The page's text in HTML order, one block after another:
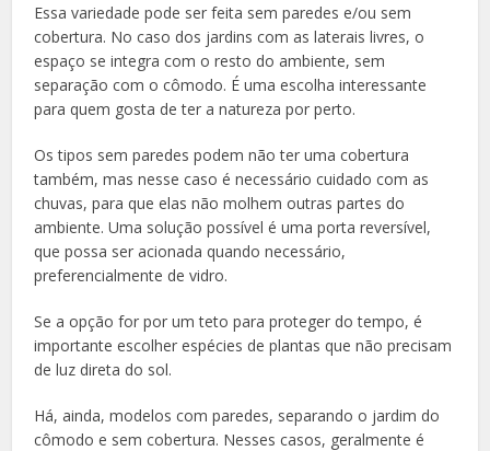
Essa variedade pode ser feita sem paredes e/ou sem
cobertura. No caso dos jardins com as laterais livres, o
espaço se integra com o resto do ambiente, sem
separação com o cômodo. É uma escolha interessante
para quem gosta de ter a natureza por perto.
Os tipos sem paredes podem não ter uma cobertura
também, mas nesse caso é necessário cuidado com as
chuvas, para que elas não molhem outras partes do
ambiente. Uma solução possível é uma porta reversível,
que possa ser acionada quando necessário,
preferencialmente de vidro.
Se a opção for por um teto para proteger do tempo, é
importante escolher espécies de plantas que não precisam
de luz direta do sol.
Há, ainda, modelos com paredes, separando o jardim do
cômodo e sem cobertura. Nesses casos, geralmente é